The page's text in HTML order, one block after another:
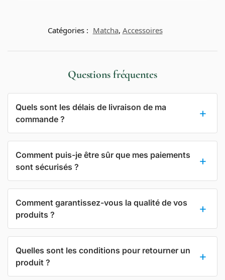
Catégories : Matcha, Accessoires
Questions fréquentes
Quels sont les délais de livraison de ma
commande ?
Comment puis-je être sûr que mes paiements
sont sécurisés ?
Comment garantissez-vous la qualité de vos
produits ?
Quelles sont les conditions pour retourner un
produit ?